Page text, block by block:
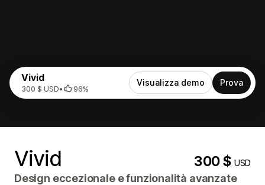
Vivid
300 $ USD• 96%
Visualizza demo Prova
Vivid 300 $USD
Design eccezionale e funzionalità avanzate